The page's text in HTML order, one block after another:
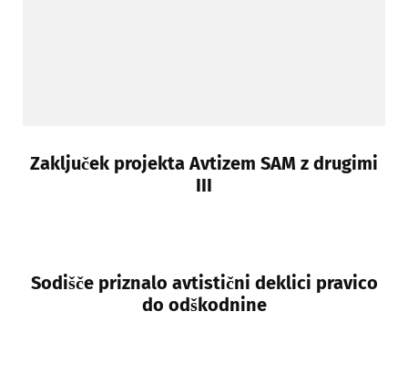
Zaključek projekta Avtizem SAM z drugimi
III
Sodišče priznalo avtistični deklici pravico
do odškodnine